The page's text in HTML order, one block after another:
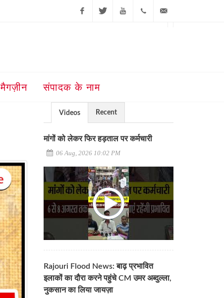
मैगज़ीन संपादक के नाम
Videos Recent
मांगों को लेकर फिर हड़ताल पर कर्मचारी
06 Aug, 2026 10:02 PM
Rajouri Flood News: बाढ़ प्रभावित
इलाकों का दौरा करने पहुंचे CM उमर अब्दुल्ला,
नुकसान का लिया जायज़ा